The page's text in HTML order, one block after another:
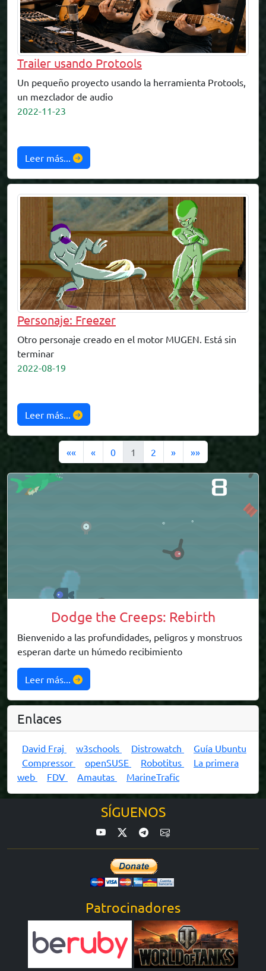
Trailer usando Protools
Un pequeño proyecto usando la herramienta Protools,
un mezclador de audio
2022-11-23
Leer más...
Personaje: Freezer
Otro personaje creado en el motor MUGEN. Está sin
terminar
2022-08-19
Leer más...
«« « 0 1 2 » »»
Dodge the Creeps: Rebirth
Bienvenido a las profundidades, peligros y monstruos
esperan darte un húmedo recibimiento
Leer más...
Enlaces
David Fraj w3schools Distrowatch
Guía Ubuntu
Compressor
openSUSE Robotitus
La primera
web
FDV Amautas MarineTrafic
SÍGUENOS
Patrocinadores